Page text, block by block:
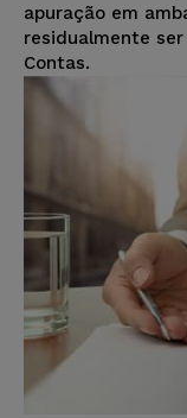
apuração em
residualmente
Contas.